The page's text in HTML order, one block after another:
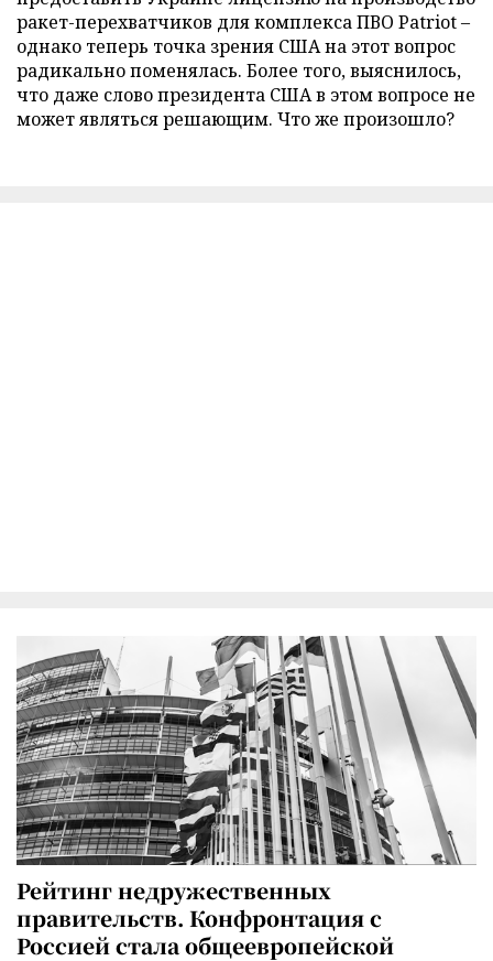
ракет-перехватчиков для комплекса ПВО Patriot –
однако теперь точка зрения США на этот вопрос
радикально поменялась. Более того, выяснилось,
что даже слово президента США в этом вопросе не
может являться решающим. Что же произошло?
Рейтинг недружественных
правительств. Конфронтация с
Россией стала общеевропейской